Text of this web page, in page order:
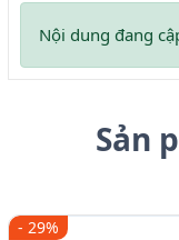
Nội dung đang
Sản
- 29%